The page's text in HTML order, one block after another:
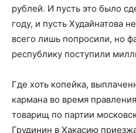
рублей. И пусть это было
году, и пусть Худайнатова
всего лишь попросили, но
республику поступили
Где хоть копейка,
кармана во время
товарищ по партии
Грудинин в Хакасию